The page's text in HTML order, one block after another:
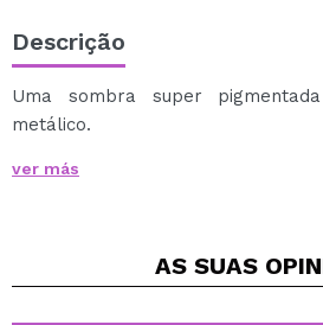
Descrição
Uma sombra super
metálico.
Você terá um visual brilhante e
ver más
AS SUAS